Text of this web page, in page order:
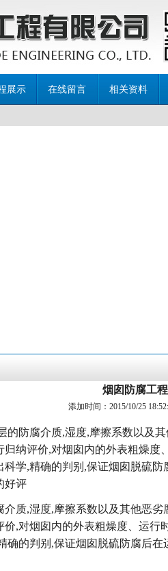
展示 在线留言 相关资料
烟囱防腐工
添加时间：2015/10/25
的防腐介质,湿度,摩擦系数以及
纳评价,对烟囱内的外表粗燥度
学,精确的判别,保证烟囱脱硫
好评
介质,湿度,摩擦系数以及其他恶
价,对烟囱内的外表粗燥度、运行
确的判别,保证烟囱脱硫防腐后